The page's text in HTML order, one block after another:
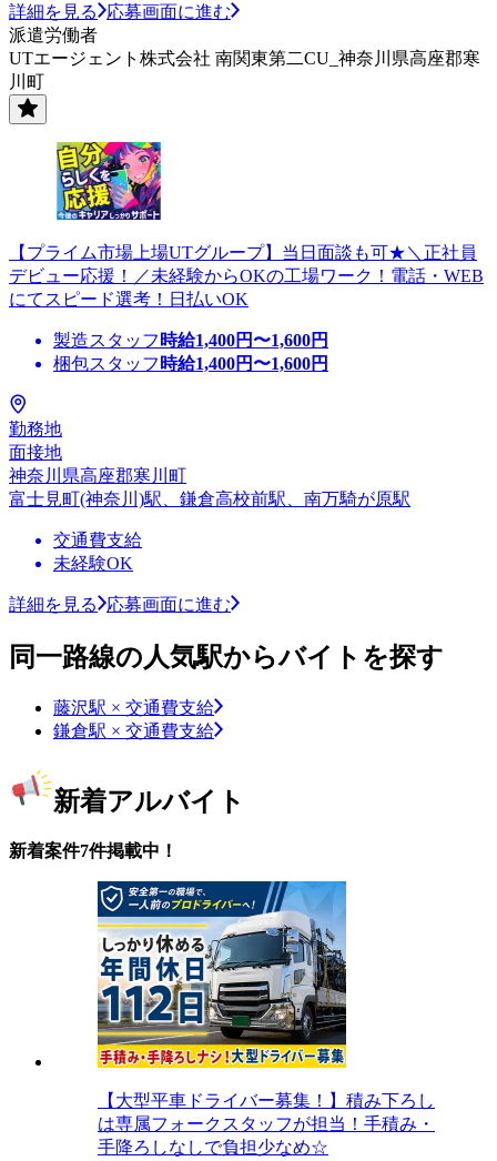
詳細を見る
応募画面に進む
派遣労働者
UTエージェント株式会社 南関東第二CU_神奈川県高座郡寒
川町
【プライム市場上場UTグループ】当日面談も可★＼正社員
デビュー応援！／未経験からOKの工場ワーク！電話・WEB
にてスピード選考！日払いOK
製造スタッフ 時給1,400円〜1,600円
梱包スタッフ 時給1,400円〜1,600円
勤務地
面接地
神奈川県高座郡寒川町
富士見町(神奈川)駅、鎌倉高校前駅、南万騎が原駅
交通費支給
未経験OK
詳細を見る 応募画面に進む
同一路線の人気駅からバイトを探す
藤沢駅 × 交通費支給
鎌倉駅 × 交通費支給
新着アルバイト
新着案件7件掲載中！
【大型平車ドライバー募集！】積み下ろし
は専属フォークスタッフが担当！手積み・
手降ろしなしで負担少なめ☆